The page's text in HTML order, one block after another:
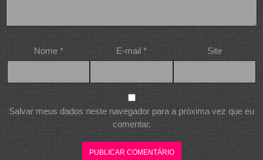
Nome * E-mail * Site
Salvar meus dados neste navegador para a próxima vez que eu
comentar.